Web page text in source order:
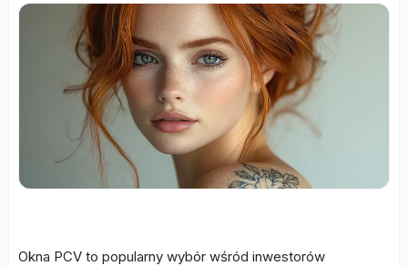
Okna PCV to popularny wybór wśród inwestorów